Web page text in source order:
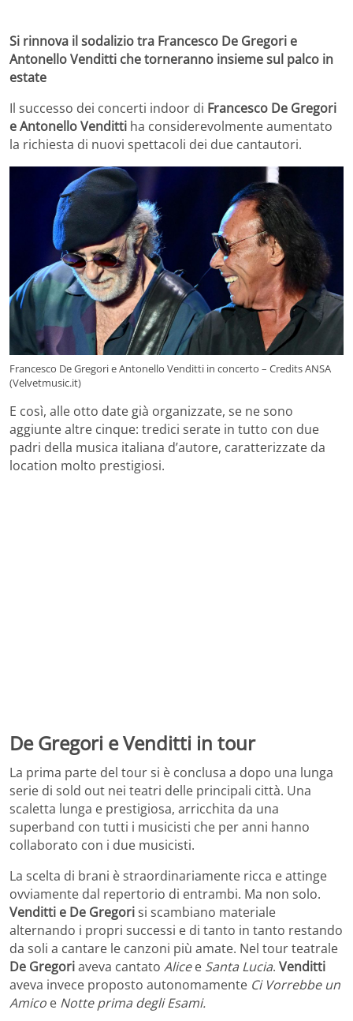
Si rinnova il sodalizio tra Francesco De Gregori e
Antonello Venditti che torneranno insieme sul palco in
estate
Il successo dei concerti indoor di Francesco De Gregori
e Antonello Venditti ha considerevolmente aumentato
la richiesta di nuovi spettacoli dei due cantautori.
Francesco De Gregori e Antonello Venditti in concerto – Credits ANSA
(Velvetmusic.it)
E così, alle otto date già organizzate, se ne sono
aggiunte altre cinque: tredici serate in tutto con due
padri della musica italiana d’autore, caratterizzate da
location molto prestigiosi.
De Gregori e Venditti in tour
La prima parte del tour si è conclusa a dopo una lunga
serie di sold out nei teatri delle principali città. Una
scaletta lunga e prestigiosa, arricchita da una
superband con tutti i musicisti che per anni hanno
collaborato con i due musicisti.
La scelta di brani è straordinariamente ricca e attinge
ovviamente dal repertorio di entrambi. Ma non solo.
Venditti e De Gregorisi scambiano materiale
alternando i propri successi e di tanto in tanto restando
da soli a cantare le canzoni più amate. Nel tour teatrale
De Gregoriaveva cantato Alicee Santa Lucia. Venditti
aveva invece proposto autonomamente Ci Vorrebbe un
Amico e Notte prima degli Esami.